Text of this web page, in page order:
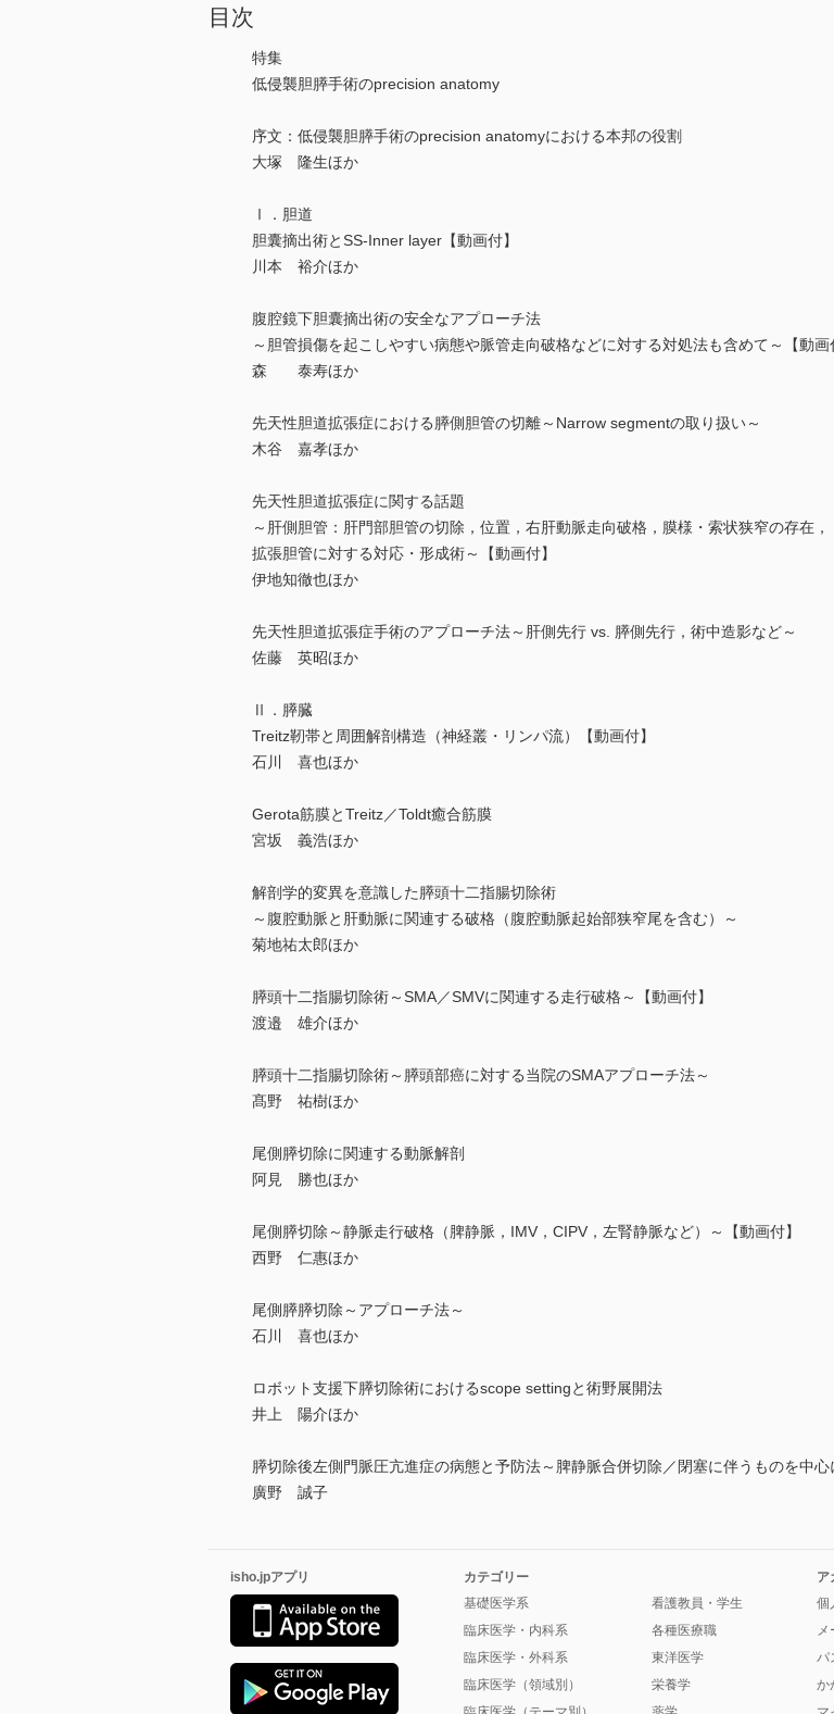
目次
特集
低侵襲胆膵手術のprecision anatomy
序文：低侵襲胆膵手術のprecision anatomyにおける本邦の役割
大塚 隆生ほか
Ⅰ．胆道
胆囊摘出術とSS-Inner layer【動画付】
川本 裕介ほか
腹腔鏡下胆囊摘出術の安全なアプローチ法
～胆管損傷を起こしやすい病態や脈管走向破格などに対する対処法も含めて～【動画
森 泰寿ほか
先天性胆道拡張症における膵側胆管の切離～Narrow segmentの取り扱い～
木谷 嘉孝ほか
先天性胆道拡張症に関する話題
～肝側胆管：肝門部胆管の切除，位置，右肝動脈走向破格，膜様・索状狭窄の存在，
拡張胆管に対する対応・形成術～【動画付】
伊地知徹也ほか
先天性胆道拡張症手術のアプローチ法～肝側先行 vs. 膵側先行，術中造影など～
佐藤 英昭ほか
Ⅱ．膵臓
Treitz靭帯と周囲解剖構造（神経叢・リンパ流）【動画付】
石川 喜也ほか
Gerota筋膜とTreitz／Toldt癒合筋膜
宮坂 義浩ほか
解剖学的変異を意識した膵頭十二指腸切除術
～腹腔動脈と肝動脈に関連する破格（腹腔動脈起始部狭窄尾を含む）～
菊地祐太郎ほか
膵頭十二指腸切除術～SMA／SMVに関連する走行破格～【動画付】
渡邉 雄介ほか
膵頭十二指腸切除術～膵頭部癌に対する当院のSMAアプローチ法～
髙野 祐樹ほか
尾側膵切除に関連する動脈解剖
阿見 勝也ほか
尾側膵切除～静脈走行破格（脾静脈，IMV，CIPV，左腎静脈など）～【動画付】
西野 仁惠ほか
尾側膵膵切除～アプローチ法～
石川 喜也ほか
ロボット支援下膵切除術におけるscope settingと術野展開法
井上 陽介ほか
膵切除後左側門脈圧亢進症の病態と予防法～脾静脈合併切除／閉塞に伴うものを中心
廣野 誠子
isho.jpアプリ
カテゴリー
基礎医学系
臨床医学・内科系
臨床医学・外科系
臨床医学（領域別）
看護教員・学生
各種医療職
東洋医学
栄養学
ア
個
メ
パ
か